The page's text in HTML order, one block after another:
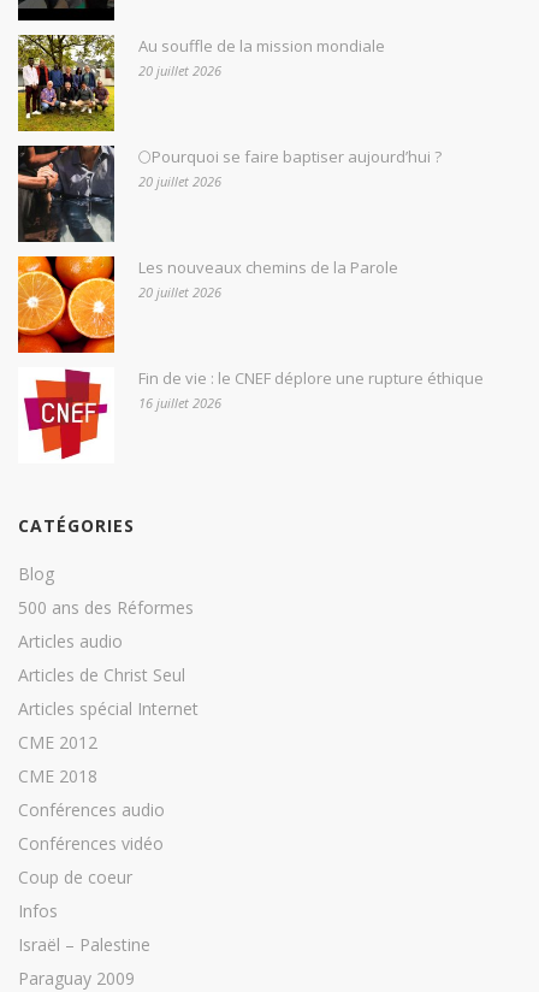
Au souffle de la mission mondiale
20 juillet 2026
🌕Pourquoi se faire baptiser aujourd’hui ?
20 juillet 2026
Les nouveaux chemins de la Parole
20 juillet 2026
Fin de vie : le CNEF déplore une rupture éthique
16 juillet 2026
CATÉGORIES
Blog
500 ans des Réformes
Articles audio
Articles de Christ Seul
Articles spécial Internet
CME 2012
CME 2018
Conférences audio
Conférences vidéo
Coup de coeur
Infos
Israël – Palestine
Paraguay 2009